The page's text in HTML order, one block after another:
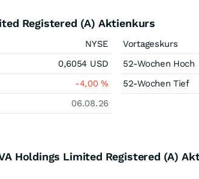
Registered (A) Aktienkurs
NYSE
0,6054 USD
-4,00%
06.08.26
Vortageskurs
52-Wochen Hoch
52-Wochen Tief
Holdings Limited Registered (A)